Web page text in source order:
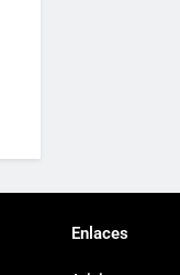
Enlaces